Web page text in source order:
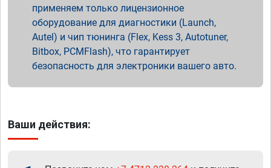
применяем только лицензионное
оборудование для диагностики (Launch,
Autel) и чип тюнинга (Flex, Kess 3, Autotuner,
Bitbox, PCMFlash), что гарантирует
безопасность для электроники вашего авто.
Ваши действия: